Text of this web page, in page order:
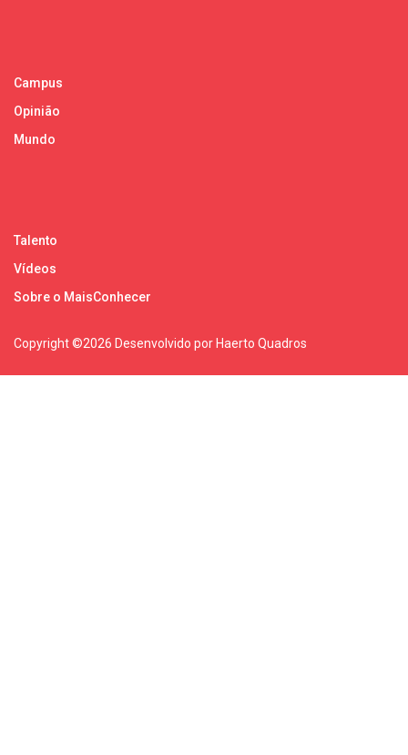
Campus
Opinião
Mundo
Talento
Vídeos
Sobre o MaisConhecer
Copyright ©2026 Desenvolvido por Haerto Quadros